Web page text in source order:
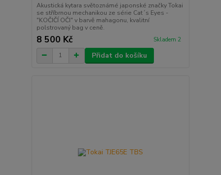
Akustická kytara světoznámé japonské značky Tokai
se stříbrnou mechanikou ze série Cat´s Eyes -
"KOČIČÍ OČI" v barvě mahagonu, kvalitní
polstrovaný bag v ceně.
8 500 Kč Skladem 2
Přidat do košíku